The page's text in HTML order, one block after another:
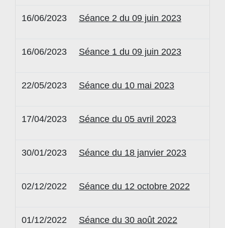
16/06/2023 Séance 2 du 09 juin 2023
16/06/2023 Séance 1 du 09 juin 2023
22/05/2023 Séance du 10 mai 2023
17/04/2023 Séance du 05 avril 2023
30/01/2023 Séance du 18 janvier 2023
02/12/2022 Séance du 12 octobre 2022
01/12/2022 Séance du 30 août 2022